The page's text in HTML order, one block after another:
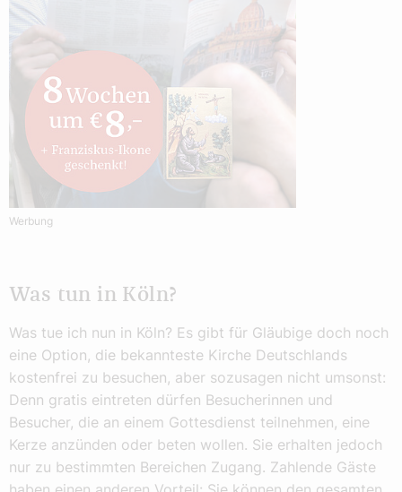
Werbung
Was tun in Köln?
Was tue ich nun in Köln? Es gibt für Gläubige doch noch
eine Option, die bekannteste Kirche Deutschlands
kostenfrei zu besuchen, aber sozusagen nicht umsonst:
Denn gratis eintreten dürfen Besucherinnen und
Besucher, die an einem Gottesdienst teilnehmen, eine
Kerze anzünden oder beten wollen. Sie erhalten jedoch
nur zu bestimmten Bereichen Zugang. Zahlende Gäste